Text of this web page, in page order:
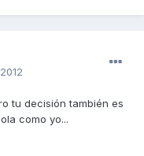
tu decisión también es
como yo...